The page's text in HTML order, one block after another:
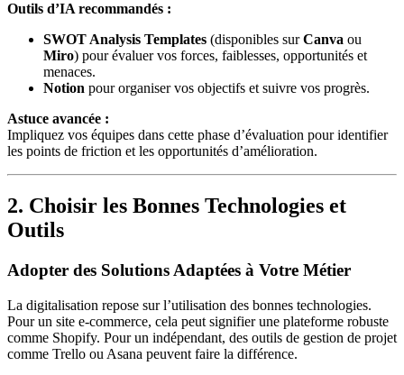
Outils d’IA recommandés :
SWOT Analysis Templates (disponibles surCanva ou
Miro) pour évaluer vos forces, faiblesses, opportunités et
menaces.
Notion pour organiser vos objectifs et suivre vos progrès.
Astuce avancée :
Impliquez vos équipes dans cette phase d’évaluation pour identifier
les points de friction et les opportunités d’amélioration.
2. Choisir les Bonnes Technologies et
Outils
Adopter des Solutions Adaptées à Votre Métier
La digitalisation repose sur l’utilisation des bonnes technologies.
Pour un site e-commerce, cela peut signifier une plateforme robuste
comme Shopify. Pour un indépendant, des outils de gestion de projet
comme Trello ou Asana peuvent faire la différence.